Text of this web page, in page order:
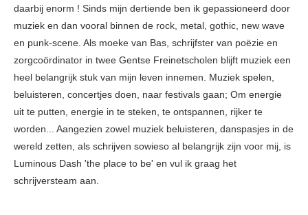
daarbij enorm ! Sinds mijn dertiende ben ik gepassioneerd door
muziek en dan vooral binnen de rock, metal, gothic, new wave
en punk-scene. Als moeke van Bas, schrijfster van poëzie en
zorgcoördinator in twee Gentse Freinetscholen blijft muziek een
heel belangrijk stuk van mijn leven innemen. Muziek spelen,
beluisteren, concertjes doen, naar festivals gaan; Om energie
uit te putten, energie in te steken, te ontspannen, rijker te
worden... Aangezien zowel muziek beluisteren, danspasjes in de
wereld zetten, als schrijven sowieso al belangrijk zijn voor mij, is
Luminous Dash 'the place to be' en vul ik graag het
schrijversteam aan.